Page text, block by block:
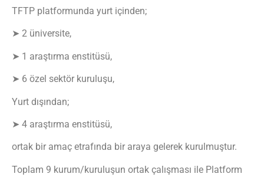
TFTP platformunda yurt içinden;
➤ 2 üniversite,
➤ 1 araştırma enstitüsü,
➤ 6 özel sektör kuruluşu,
Yurt dışından;
➤ 4 araştırma enstitüsü,
ortak bir amaç etrafında bir araya gelerek kurulmuştur.
Toplam 9 kurum/kuruluşun ortak çalışması ile Platform